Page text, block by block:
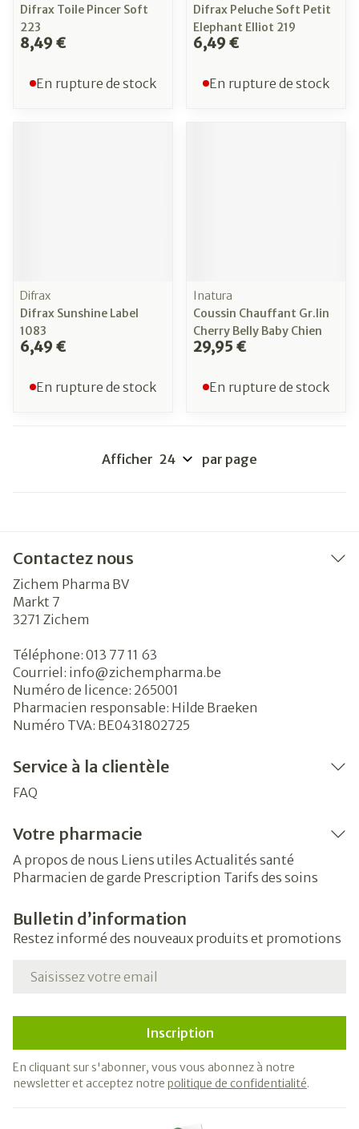
Difrax Toile Pincer Soft
223
8,49 €
En rupture de stock
Difrax Peluche Soft Petit
Elephant Elliot 219
6,49 €
En rupture de stock
Difrax
Difrax Sunshine Label
1083
6,49 €
En rupture de stock
Inatura
Coussin Chauffant Gr.lin
Cherry Belly Baby Chien
29,95 €
En rupture de stock
Afficher par page
Contactez nous
Zichem Pharma BV
Markt 7
3271 Zichem
Téléphone: 013 77 11 63
Courriel: info@zichempharma.be
Numéro de licence: 265001
Pharmacien responsable: Hilde Braeken
Numéro TVA: BE0431802725
Service à la clientèle
FAQ
Votre pharmacie
A propos de nous Liens utiles Actualités santé
Pharmacien de garde Prescription Tarifs des soins
Bulletin d’information
Restez informé des nouveaux produits et promotions
Adresse mail
Inscription
En cliquant sur s'abonner, vous vous abonnez à notre
newsletter et acceptez notre politique de confidentialité.